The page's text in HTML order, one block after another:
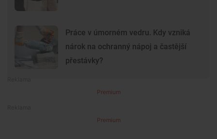
Práce v úmorném vedru. Kdy vzniká
nárok na ochranný nápoj a častější
přestávky?
Premium
Premium